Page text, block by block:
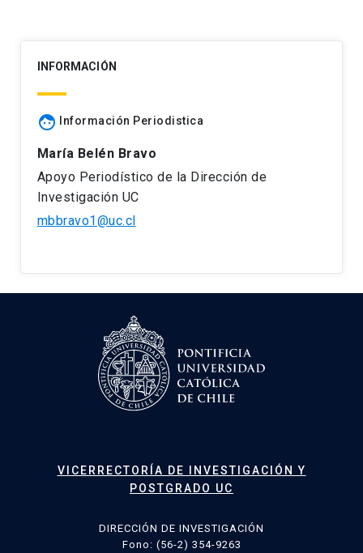
INFORMACIÓN
face Información Periodistica
María Belén Bravo
Apoyo Periodístico de la Dirección de
Investigación UC
mbbravo1@uc.cl
VICERRECTORÍA DE INVESTIGACIÓN Y
POSTGRADO UC
DIRECCIÓN DE INVESTIGACIÓN
Fono: (56-2) 354-9263